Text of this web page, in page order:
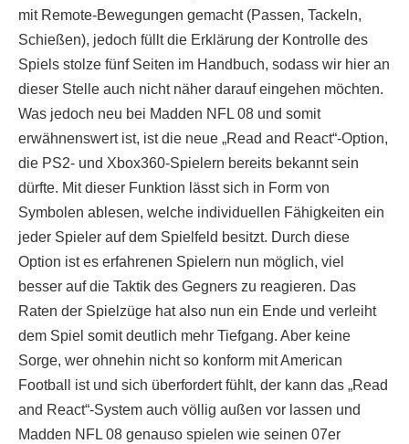
mit Remote-Bewegungen gemacht (Passen, Tackeln,
Schießen), jedoch füllt die Erklärung der Kontrolle des
Spiels stolze fünf Seiten im Handbuch, sodass wir hier an
dieser Stelle auch nicht näher darauf eingehen möchten.
Was jedoch neu bei Madden NFL 08 und somit
erwähnenswert ist, ist die neue „Read and React“-Option,
die PS2- und Xbox360-Spielern bereits bekannt sein
dürfte. Mit dieser Funktion lässt sich in Form von
Symbolen ablesen, welche individuellen Fähigkeiten ein
jeder Spieler auf dem Spielfeld besitzt. Durch diese
Option ist es erfahrenen Spielern nun möglich, viel
besser auf die Taktik des Gegners zu reagieren. Das
Raten der Spielzüge hat also nun ein Ende und verleiht
dem Spiel somit deutlich mehr Tiefgang. Aber keine
Sorge, wer ohnehin nicht so konform mit American
Football ist und sich überfordert fühlt, der kann das „Read
and React“-System auch völlig außen vor lassen und
Madden NFL 08 genauso spielen wie seinen 07er